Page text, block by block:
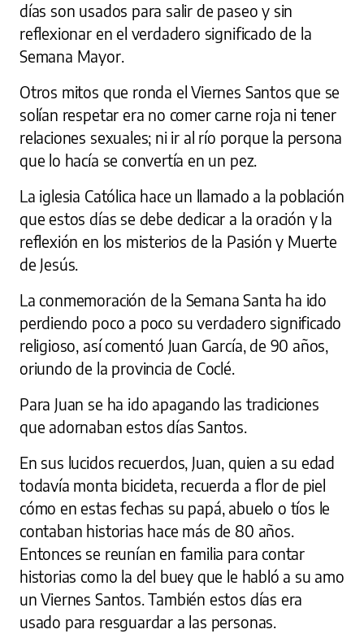
días son usados para salir de paseo y sin
reflexionar en el verdadero significado de la
Semana Mayor.
Otros mitos que ronda el Viernes Santos que se
solían respetar era no comer carne roja ni tener
relaciones sexuales; ni ir al río porque la persona
que lo hacía se convertía en un pez.
La iglesia Católica hace un llamado a la población
que estos días se debe dedicar a la oración y la
reflexión en los misterios de la Pasión y Muerte
de Jesús.
La conmemoración de la Semana Santa ha ido
perdiendo poco a poco su verdadero significado
religioso, así comentó Juan García, de 90 años,
oriundo de la provincia de Coclé.
Para Juan se ha ido apagando las tradiciones
que adornaban estos días Santos.
En sus lucidos recuerdos, Juan, quien a su edad
todavía monta bicicleta, recuerda a flor de piel
cómo en estas fechas su papá, abuelo o tíos le
contaban historias hace más de 80 años.
Entonces se reunían en familia para contar
historias como la del buey que le habló a su amo
un Viernes Santos. También estos días era
usado para resguardar a las personas.